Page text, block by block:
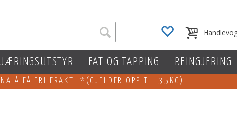
FAT OG TAPPING REINGJERING
Å FÅ FRI FRAKT! *(GJELDER OPP TIL 35KG)